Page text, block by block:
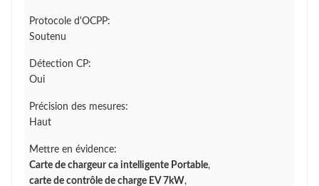
Protocole d'OCPP:
Soutenu
Détection CP:
Oui
Précision des mesures:
Haut
Mettre en évidence:
Carte de chargeur ca intelligente Portable,
carte de contrôle de charge EV 7kW,